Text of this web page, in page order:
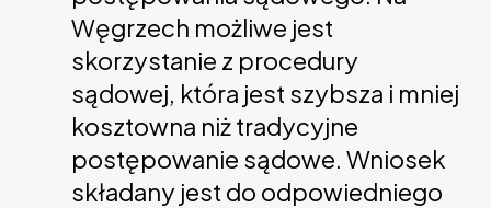
Węgrzech możliwe jest
skorzystanie z procedury
sądowej, która jest szybsza i mniej
kosztowna niż tradycyjne
postępowanie sądowe. Wniosek
składany jest do odpowiedniego